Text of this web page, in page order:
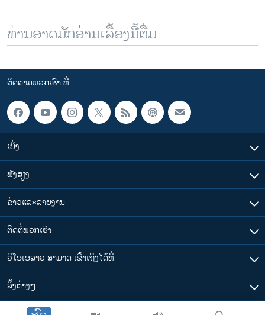
ທ່ານອາດມັກອ່ານເລື້ອງນີ້ຕື່ມ
ຕິດຕາມພວກເຮົາ ທີ່
ເບິ່ງ
ຟັງສຽງ
ຂ່າວແລະລາຍງານ
ຕິດຕໍ່ພວກເຮົາ
ວີໂອເອລາວ ສາມາດ ເຂົ້າເຖິງໄດ້ທີ່
​ລິ້ງ​ຕ່າງໆ